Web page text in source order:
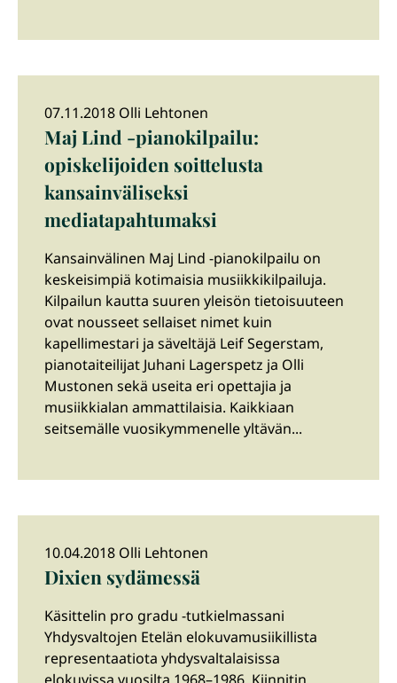
07.11.2018 Olli Lehtonen
Maj Lind -pianokilpailu:
opiskelijoiden soittelusta
kansainväliseksi
mediatapahtumaksi
Kansainvälinen Maj Lind -pianokilpailu on
keskeisimpiä kotimaisia musiikkikilpailuja.
Kilpailun kautta suuren yleisön tietoisuuteen
ovat nousseet sellaiset nimet kuin
kapellimestari ja säveltäjä Leif Segerstam,
pianotaiteilijat Juhani Lagerspetz ja Olli
Mustonen sekä useita eri opettajia ja
musiikkialan ammattilaisia. Kaikkiaan
seitsemälle vuosikymmenelle yltävän...
10.04.2018 Olli Lehtonen
Dixien sydämessä
Käsittelin pro gradu -tutkielmassani
Yhdysvaltojen Etelän elokuvamusiikillista
representaatiota yhdysvaltalaisissa